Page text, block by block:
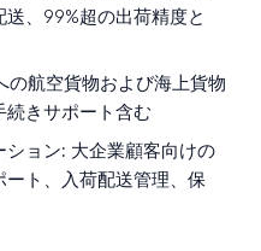
、99%超の出荷精度と
の航空貨物および海上貨物
続きサポート含む
ション: 大企業顧客向けの
ト、入荷配送管理、保